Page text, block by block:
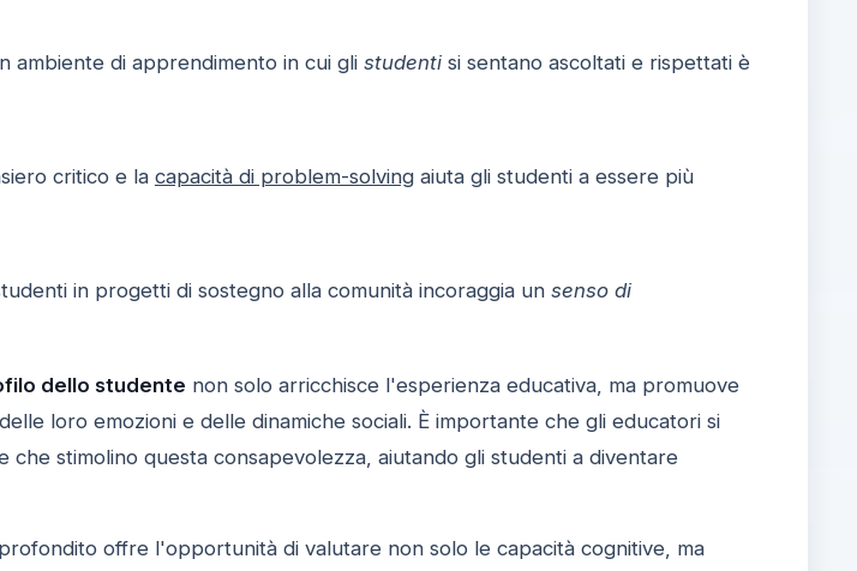
ambiente di apprendimento in cui gli studentisi sentano ascoltati e rispettati è
critico e la capacità di problem-solvingaiuta gli studenti a essere più
in progetti di sostegno alla comunità incoraggia un senso di
dello studente non solo arricchisce l'esperienza educativa, ma promuove
loro emozioni e delle dinamiche sociali. È importante che gli educatori si
stimolino questa consapevolezza, aiutando gli studenti a diventare
offre l'opportunità di valutare non solo le capacità cognitive, ma